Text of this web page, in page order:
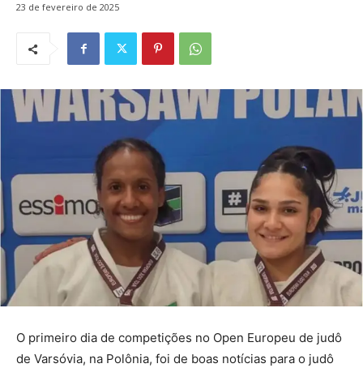
23 de fevereiro de 2025
O primeiro dia de competições no Open Europeu de judô
de Varsóvia, na Polônia, foi de boas notícias para o judô